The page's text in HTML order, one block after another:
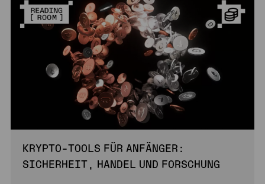
KRYPTO-TOOLS FÜR ANFÄNGER:
SICHERHEIT, HANDEL UND FORSCHUNG